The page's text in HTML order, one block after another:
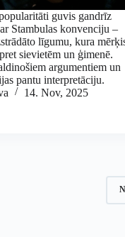
guvis gandrīz
Stambulas konvenciju –
līgumu, kura
sievietēm un ģimenē.
argumentiem un
pantu interpretāciju.
14. Nov, 2025